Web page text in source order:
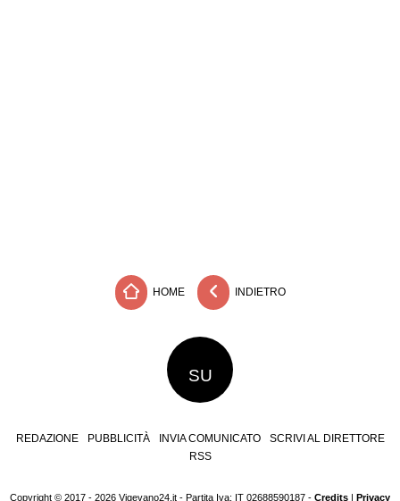
HOME INDIETRO
SU
REDAZIONE PUBBLICITÀ INVIA COMUNICATO
SCRIVI AL DIRETTORE
RSS
Copyright © 2017 - 2026 Vigevano24.it - Partita Iva: IT 02688590187 - Credits | Privacy